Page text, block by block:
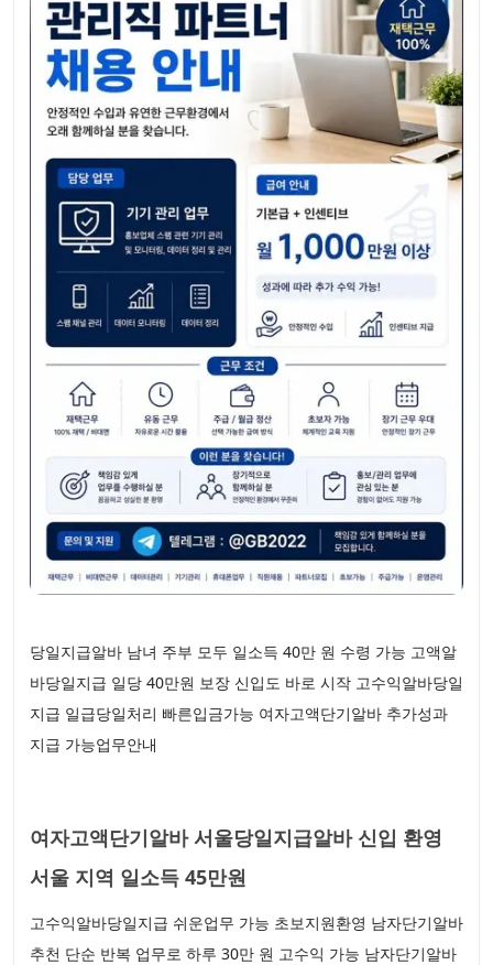
당일지급알바 남녀 주부 모두 일소득 40만 원 수령 가능 고액알
바당일지급 일당 40만원 보장 신입도 바로 시작 고수익알바당일
지급 일급당일처리 빠른입금가능 여자고액단기알바 추가성과
지급 가능업무안내
여자고액단기알바 서울당일지급알바 신입 환영
서울 지역 일소득 45만원
고수익알바당일지급 쉬운업무 가능 초보지원환영 남자단기알바
추천 단순 반복 업무로 하루 30만 원 고수익 가능 남자단기알바